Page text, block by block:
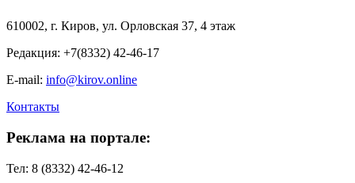
610002, г. Киров, ул. Орловская 37, 4 этаж
Редакция: +7(8332) 42-46-17
E-mail: info@kirov.online
Контакты
Реклама на портале:
Тел: 8 (8332) 42-46-12